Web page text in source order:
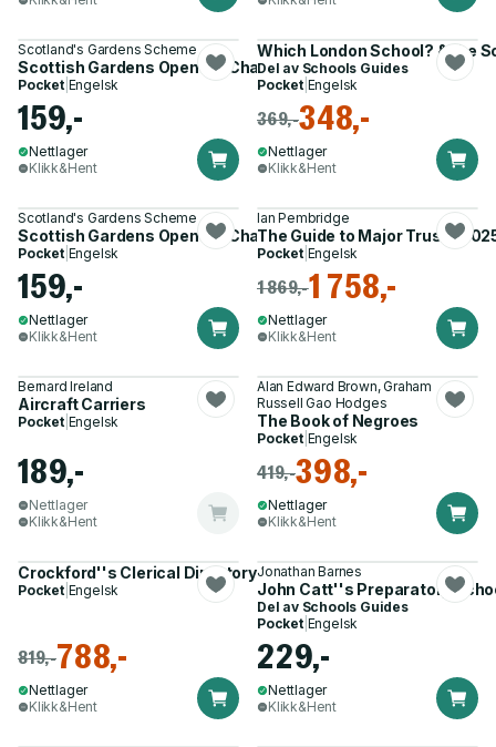
Scotland's Gardens Scheme
Scottish Gardens Open for Charity 2025
Pocket| Engelsk
159,-
Nettlager
Klikk&Hent
Which London School? & the
Del av Schools Guides
Pocket| Engelsk
369,-348,-
Nettlager
Klikk&Hent
Scotland's Gardens Scheme
Scottish Gardens Open for Charity 2026
Pocket| Engelsk
159,-
Nettlager
Klikk&Hent
Ian Pembridge
The Guide to Major Trusts
Pocket| Engelsk
1 869,-1 758,-
Nettlager
Klikk&Hent
Bernard Ireland
Aircraft Carriers
Pocket| Engelsk
189,-
Nettlager
Klikk&Hent
Alan Edward Brown, Graham
Russell Gao Hodges
The Book of Negroes
Pocket| Engelsk
419,-398,-
Nettlager
Klikk&Hent
Crockford''s Clerical Directory 2022-23
Pocket| Engelsk
819,-788,-
Nettlager
Klikk&Hent
Jonathan Barnes
John Catt''s Preparatory
Del av Schools Guides
Pocket| Engelsk
229,-
Nettlager
Klikk&Hent